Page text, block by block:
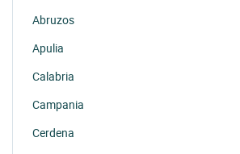
Abruzos
Apulia
Calabria
Campania
Cerdena